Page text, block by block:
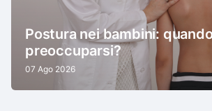
Postura nei bambini:
preoccuparsi?
07 Ago 2026